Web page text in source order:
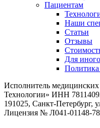
Пациентам
Наши
Статьи
Отзывы
Для
Политика
Исполнитель
Технологии» ИНН
191025, Санкт-Петербург,
Лицензия № Л041-01148-